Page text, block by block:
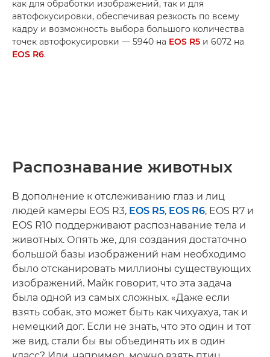
как для обработки изображений, так и для
автофокусировки, обеспечивая резкость по всему
кадру и возможность выбора большого количества
точек автофокусировки — 5940 на EOS R5 и 6072 на
EOS R6.
Распознавание животных
В дополнение к отслеживанию глаз и лиц
людей камеры EOS R3, EOS R5, EOS R6, EOS R7 и
EOS R10 поддерживают распознавание тела и
животных. Опять же, для создания достаточно
большой базы изображений нам необходимо
было отсканировать миллионы существующих
изображений. Майк говорит, что эта задача
была одной из самых сложных. «Даже если
взять собак, это может быть как чихуахуа, так и
немецкий дог. Если не знать, что это один и тот
же вид, стали бы вы объединять их в один